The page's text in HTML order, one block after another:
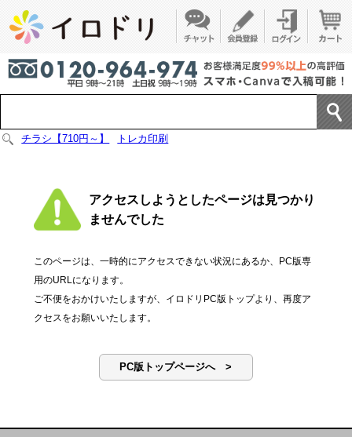
チラシ【710円～】 トレカ印刷
アクセスしようとしたページは見つかり
ませんでした
このページは、一時的にアクセスできない状況にあるか、PC版専
用のURLになります。
ご不便をおかけいたしますが、イロドリPC版トップより、再度ア
クセスをお願いいたします。
PC版トップページへ >